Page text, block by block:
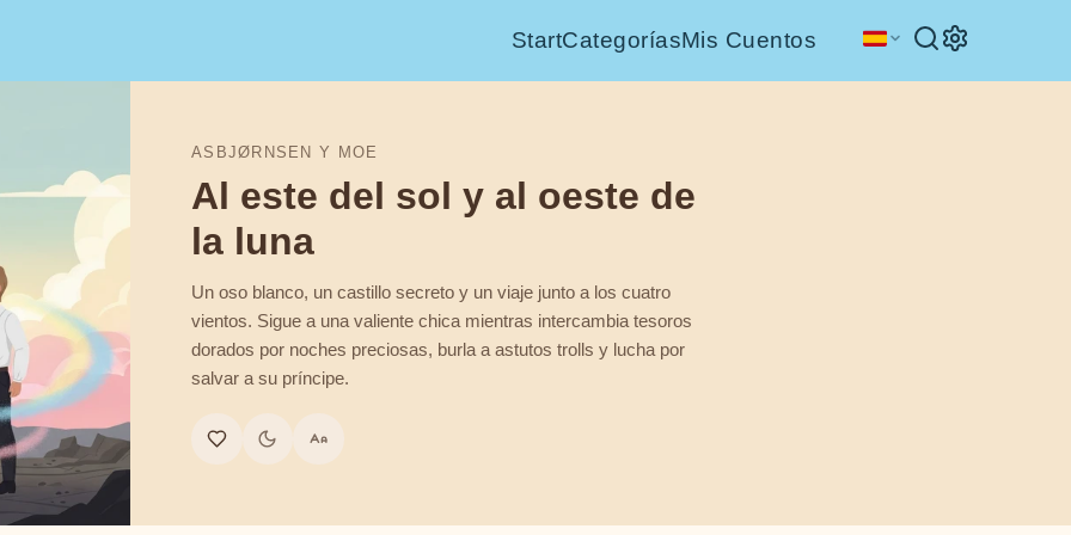
StartCategoríasMis Cuentos
ASBJØRNSEN Y MOE
Al este del sol y al oeste de
la luna
Un oso blanco, un castillo secreto y un viaje junto a los cuatro
vientos. Sigue a una valiente chica mientras intercambia tesoros
dorados por noches preciosas, burla a astutos trolls y lucha por
salvar a su príncipe.